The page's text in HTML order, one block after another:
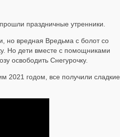
праздничные утренники.
но вредная Вредьма с болот со
Но дети вместе с помощниками
освободить Снегурочку.
2021 годом, все получили сладкие